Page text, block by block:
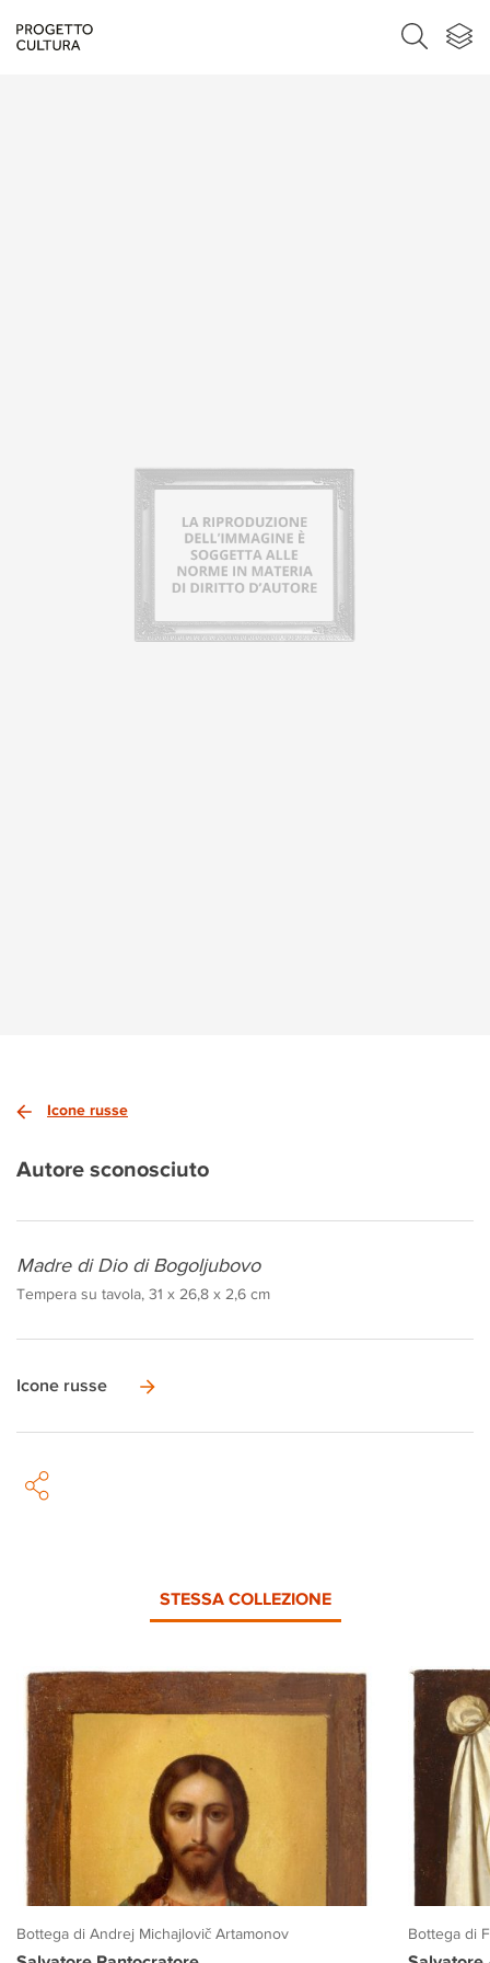
Icone russe
Autore sconosciuto
Madre di Dio di Bogoljubovo
Tempera su tavola, 31 x 26,8 x 2,6 cm
Icone russe
STESSA COLLEZIONE
Bottega di Andrej Michajlovič Artamonov Bottega di